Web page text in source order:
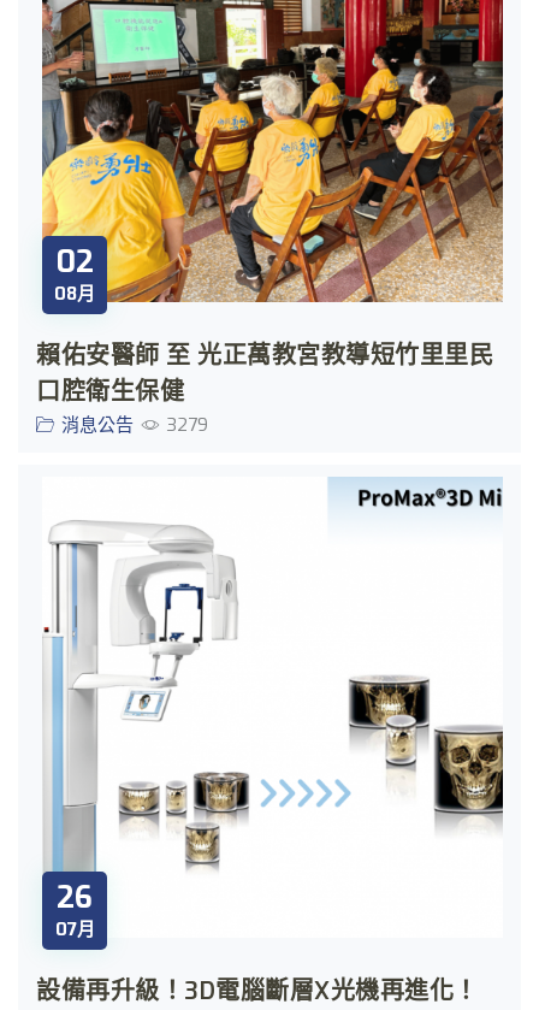
02
08月
賴佑安醫師 至 光正萬教宮教導短竹里里民
口腔衛生保健
消息公告 3279
26
07月
設備再升級！3D電腦斷層X光機再進化！